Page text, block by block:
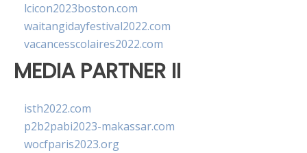
lcicon2023boston.com
waitangidayfestival2022.com
vacancesscolaires2022.com
MEDIA PARTNER II
isth2022.com
p2b2pabi2023-makassar.com
wocfparis2023.org